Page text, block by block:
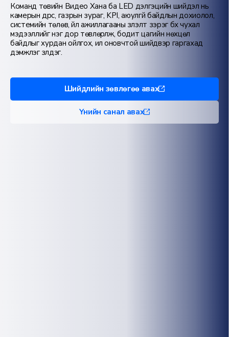
Команд төвийн Видео Хана ба LED дэлгэцийн шийдэл нь
камерын дүрс, газрын зураг, KPI, аюулгүй байдлын дохиолол,
системийн төлөв, үйл ажиллагааны үзүүлэлт зэрэг бүх чухал
мэдээллийг нэг дор төвлөрүүлж, бодит цагийн нөхцөл
байдлыг хурдан ойлгох, илүү оновчтой шийдвэр гаргахад
дэмжлэг үзүүлдэг.
Шийдлийн зөвлөгөө авах
Үнийн санал авах